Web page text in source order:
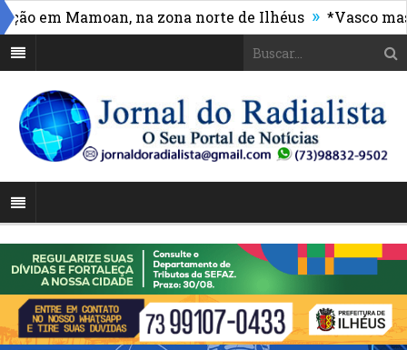
Mamoan, na zona norte de Ilhéus » *Vasco